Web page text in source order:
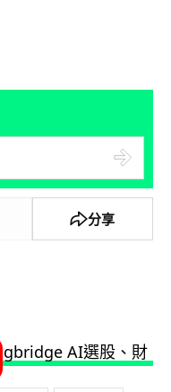
分享